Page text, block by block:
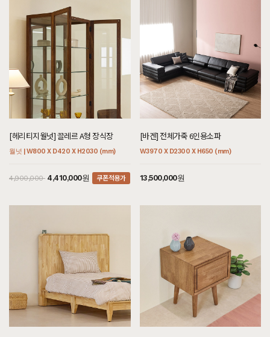
[[헤리티지월넛] A형 책상/테이블 세트]
7월 31일 서울 서초 김**고객님 주문제작 설치후기입니다
[[한정특가] [오크] V형 의자 카푸치노]
7월 31일 경기 구리 장**고객님 설치후기입니다
[[하모니] A형 책상/테이블]
7월 31일 경기 구리 장**고객님 설치후기입니다
7월 31일 서울 강남 김**고객님 설치후기입니다
7월 31일 서울 강남 이**고객님 설치후기입니다
7월 31일 서울 강남 이**고객님 설치후기입니다
[[헤리티지월넛] G형 콘솔]
7월 30일 서울 영등포 류**고객님 주문제작 설치후기입니다
[[하모니] A형 선반장]
7월 30일 서울 동대문 김**고객님 설치후기입니다
[[헤리티지월넛] 우베르 화장대]
7월 30일 서울 강남 노**고객님 설치후기입니다
[헤리티지월넛] 끌레르 A형 장식장
월넛 | W800 X D420 X H2030 (mm)
4,900,000 4,410,000원 쿠폰적용가
[바겐] 전체가죽 6인용소파
W3970 X D2300 X H650 (mm)
13,500,000원